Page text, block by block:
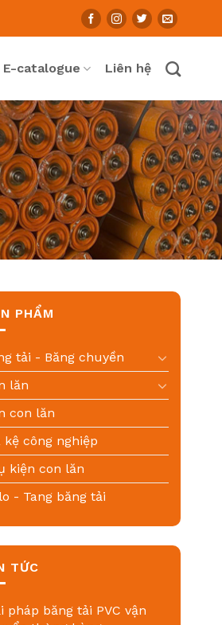
E-catalogue Liên hệ
PHẨM
tải - Băng chuyền
lăn
con lăn
kệ công nghiệp
kiện con lăn
- Tang băng tải
TỨC
pháp băng tải PVC vận